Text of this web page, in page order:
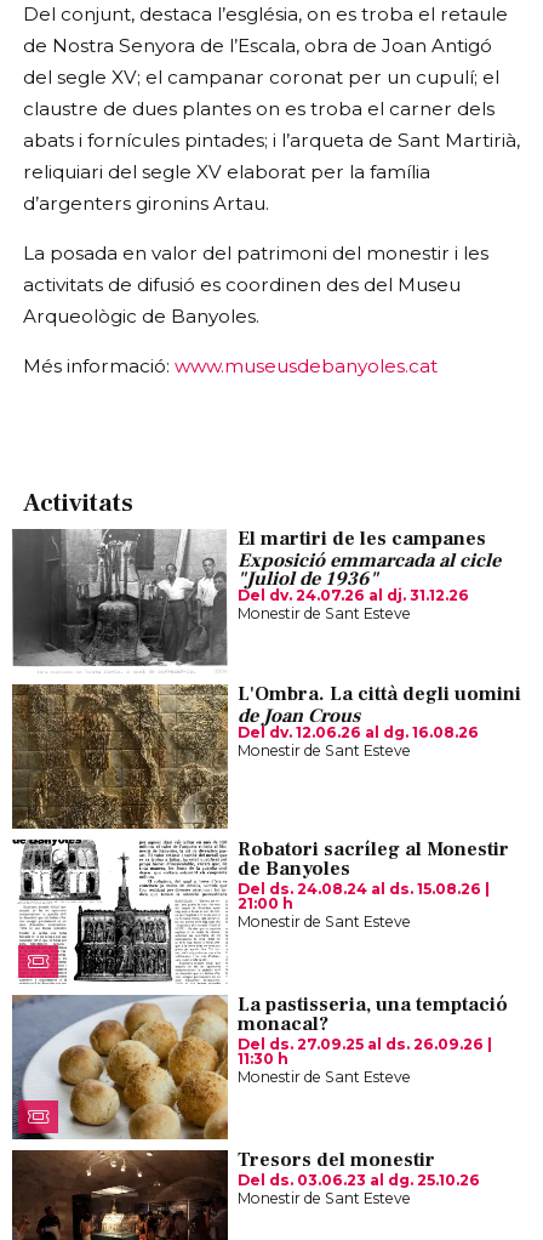
Del conjunt, destaca l’església, on es troba el retaule
de Nostra Senyora de l’Escala, obra de Joan Antigó
del segle XV; el campanar coronat per un cupulí; el
claustre de dues plantes on es troba el carner dels
abats i fornícules pintades; i l’arqueta de Sant Martirià,
reliquiari del segle XV elaborat per la família
d’argenters gironins Artau.
La posada en valor del patrimoni del monestir i les
activitats de difusió es coordinen des del Museu
Arqueològic de Banyoles.
Més informació: www.museusdebanyoles.cat
Activitats
El martiri de les campanes
Exposició emmarcada al cicle
"Juliol de 1936"
Del dv. 24.07.26 al dj. 31.12.26
Monestir de Sant Esteve
L'Ombra. La città degli uomini
de Joan Crous
Del dv. 12.06.26 al dg. 16.08.26
Monestir de Sant Esteve
Robatori sacríleg al Monestir
de Banyoles
Del ds. 24.08.24 al ds. 15.08.26
21:00 h
Monestir de Sant Esteve
La pastisseria, una temptació
monacal?
Del ds. 27.09.25 al ds. 26.09.26
11:30 h
Monestir de Sant Esteve
Tresors del monestir
Del ds. 03.06.23 al dg. 25.10.26
Monestir de Sant Esteve